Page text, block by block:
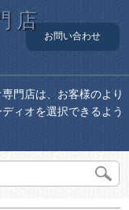
店
お問い合わせ
門店は、お客様のより
ィオを選択できるよう